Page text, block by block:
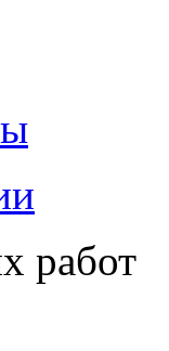
работ